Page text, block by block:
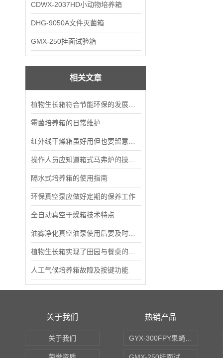
CDWX-2037HD小动物培养箱
DHG-9050A文件灭菌箱
GMX-250挂面试验箱
相关文章
霉菌培养箱的日常维护
隔水式培养箱的使用指南
环保真空泵应做好定期的保养工作
全自动真空干燥箱技术特点
人工气候培养箱故障及按键功能
关于我们
关于我们
热销产品